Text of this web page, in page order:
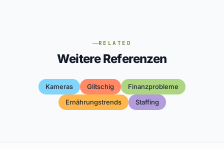
RELATED
Weitere Referenzen
Kameras Glitschig
Finanzprobleme
Ernährungstrends
Staffing